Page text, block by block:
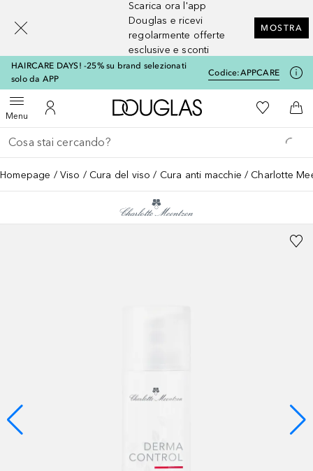
Scarica ora l'app
Douglas e ricevi
regolarmente offerte
esclusive e sconti
MOSTRA
HAIRCARE DAYS! -25% su brand selezionati
solo da APP
Codice:APPCARE
MenuApri menuAl Mio Account
A Douglas HomeAlla Mia
Al
Torna indietro
Esegui ricerca
Homepage Viso Cura del viso Cura anti macchie Charlotte
[navigation.slideout.screenreader]